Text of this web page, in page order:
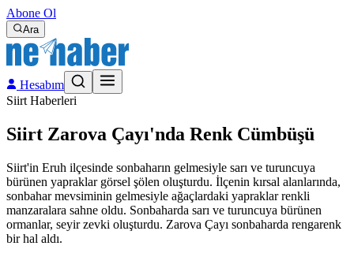
Abone Ol
Ara
Hesabım
Siirt Haberleri
Siirt Zarova Çayı'nda Renk Cümbüşü
Siirt'in Eruh ilçesinde sonbaharın gelmesiyle sarı ve turuncuya
bürünen yapraklar görsel şölen oluşturdu. İlçenin kırsal alanlarında,
sonbahar mevsiminin gelmesiyle ağaçlardaki yapraklar renkli
manzaralara sahne oldu. Sonbaharda sarı ve turuncuya bürünen
ormanlar, seyir zevki oluşturdu. Zarova Çayı sonbaharda rengarenk
bir hal aldı.